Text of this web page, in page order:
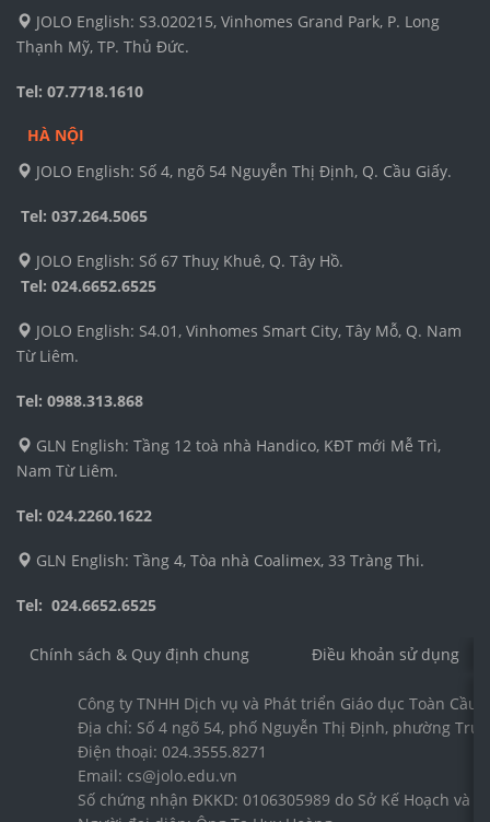
JOLO English: S3.020215, Vinhomes Grand Park, P. Long
Thạnh Mỹ, TP. Thủ Đức.
Tel: 07.7718.1610
HÀ NỘI
JOLO English: Số 4, ngõ 54 Nguyễn Thị Định, Q. Cầu Giấy.
Tel: 037.264.5065
JOLO English: Số 67 Thuỵ Khuê, Q. Tây Hồ.
Tel: 024.6652.6525
JOLO English: S4.01, Vinhomes Smart City, Tây Mỗ, Q. Nam
Từ Liêm.
Tel: 0988.313.868
GLN English: Tầng 12 toà nhà Handico, KĐT mới Mễ Trì,
Nam Từ Liêm.
Tel: 024.2260.1622
GLN English: Tầng 4, Tòa nhà Coalimex, 33 Tràng Thi.
Tel: 024.6652.6525
Chính sách & Quy định chung Điều khoản sử dụng
Công ty TNHH Dịch vụ và Phát triển Giáo dục Toàn Cầu
Địa chỉ: Số 4 ngõ 54, phố Nguyễn Thị Định, phường
Điện thoại: 024.3555.8271
Email: cs@jolo.edu.vn
Số chứng nhận ĐKKD: 0106305989 do Sở Kế Hoạch và